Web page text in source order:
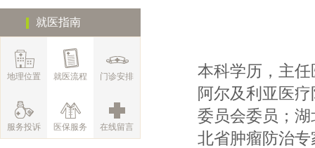
就医指南
地理位置 就医流程 门诊安排
服务投诉 医保服务 在线留言
本科学历，主任
阿尔及利亚医
委员会委员；
北省肿瘤防治